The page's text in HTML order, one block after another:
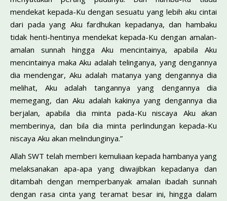
mendekat kepada-Ku dengan sesuatu yang lebih aku cintai
dari pada yang Aku fardhukan kepadanya, dan hambaku
tidak henti-hentinya mendekat kepada-Ku dengan amalan-
amalan sunnah hingga Aku mencintainya, apabila Aku
mencintainya maka Aku adalah telinganya, yang dengannya
dia mendengar, Aku adalah matanya yang dengannya dia
melihat, Aku adalah tangannya yang dengannya dia
memegang, dan Aku adalah kakinya yang dengannya dia
berjalan, apabila dia minta pada-Ku niscaya Aku akan
memberinya, dan bila dia minta perlindungan kepada-Ku
niscaya Aku akan melindunginya.”
Allah SWT telah memberi kemuliaan kepada hambanya yang
melaksanakan apa-apa yang diwajibkan kepadanya dan
ditambah dengan memperbanyak amalan ibadah sunnah
dengan rasa cinta yang teramat besar ini, hingga dalam